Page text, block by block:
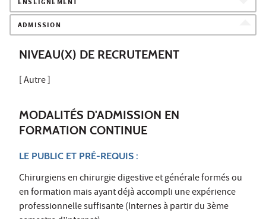
ENSEIGNEMENT
ADMISSION
NIVEAU(X) DE RECRUTEMENT
[ Autre ]
MODALITÉS D'ADMISSION EN
FORMATION CONTINUE
LE PUBLIC ET PRÉ-REQUIS :
Chirurgiens en chirurgie digestive et générale formés ou
en formation mais ayant déjà accompli une expérience
professionnelle suffisante (Internes à partir du 3ème